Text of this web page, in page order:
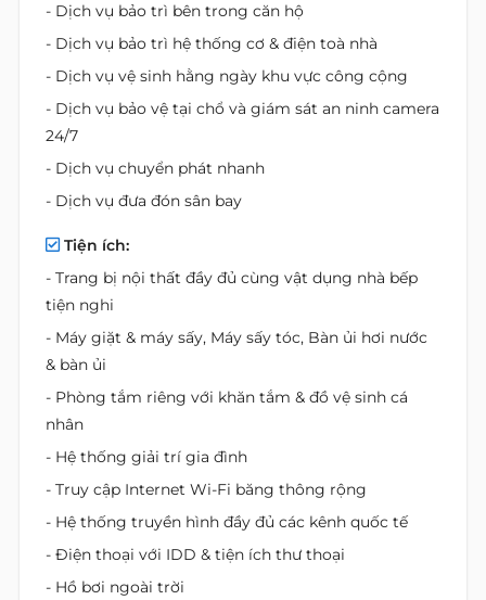
- Dịch vụ bảo trì bên trong căn hộ
- Dịch vụ bảo trì hệ thống cơ & điện toà nhà
- Dịch vụ vệ sinh hằng ngày khu vực công cộng
- Dịch vụ bảo vệ tại chổ và giám sát an ninh camera
24/7
- Dịch vụ chuyển phát nhanh
- Dịch vụ đưa đón sân bay
Tiện ích:
- Trang bị nội thất đầy đủ cùng vật dụng nhà bếp
tiện nghi
- Máy giặt & máy sấy, Máy sấy tóc, Bàn ủi hơi nước
& bàn ủi
- Phòng tắm riêng với khăn tắm & đồ vệ sinh cá
nhân
- Hệ thống giải trí gia đình
- Truy cập Internet Wi-Fi băng thông rộng
- Hệ thống truyền hình đầy đủ các kênh quốc tế
- Điện thoại với IDD & tiện ích thư thoại
- Hồ bơi ngoài trời